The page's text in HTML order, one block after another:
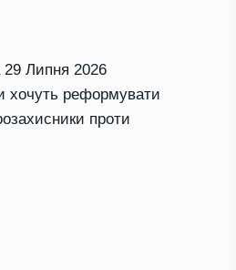
29 Липня 2026
хочуть реформувати
проти